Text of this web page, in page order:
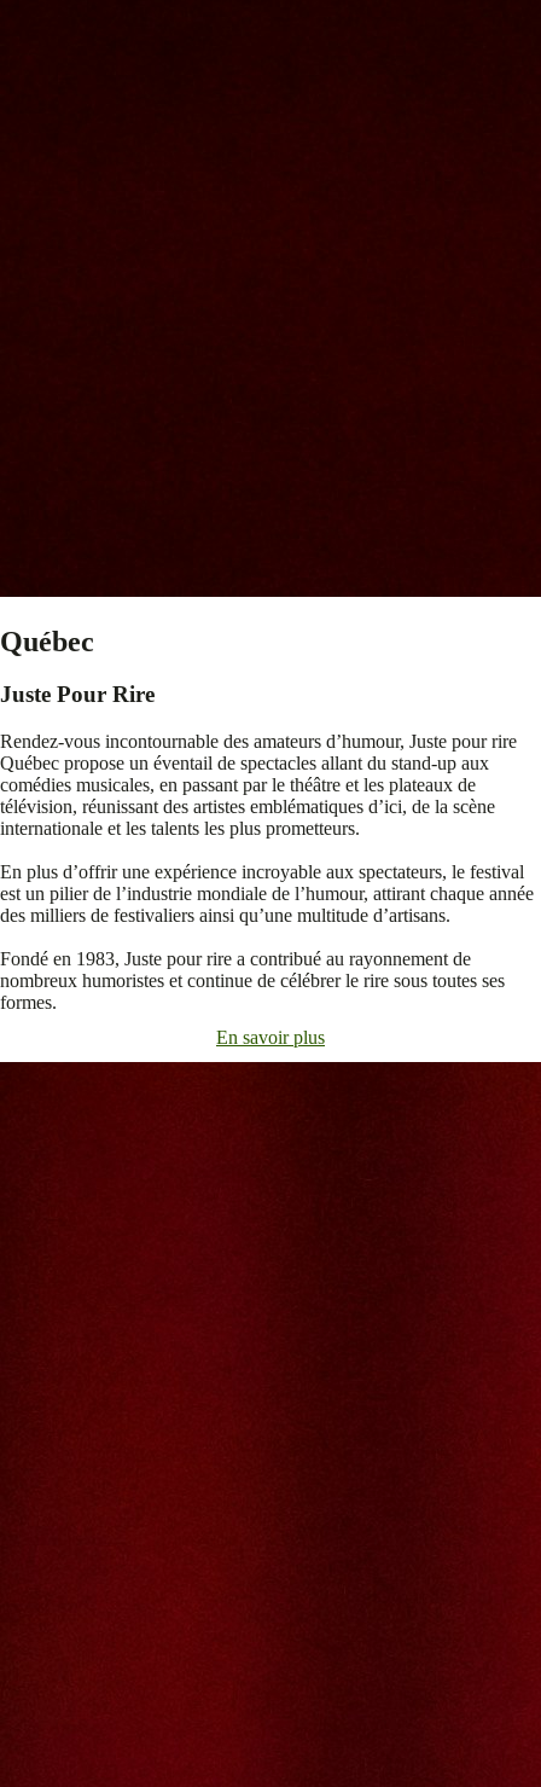
Québec
Juste Pour Rire
Rendez-vous incontournable des amateurs d’humour, Juste pour rire
Québec propose un éventail de spectacles allant du stand-up aux
comédies musicales, en passant par le théâtre et les plateaux de
télévision, réunissant des artistes emblématiques d’ici, de la scène
internationale et les talents les plus prometteurs.
En plus d’offrir une expérience incroyable aux spectateurs, le festival
est un pilier de l’industrie mondiale de l’humour, attirant chaque année
des milliers de festivaliers ainsi qu’une multitude d’artisans.
Fondé en 1983, Juste pour rire a contribué au rayonnement de
nombreux humoristes et continue de célébrer le rire sous toutes ses
formes.
En savoir plus